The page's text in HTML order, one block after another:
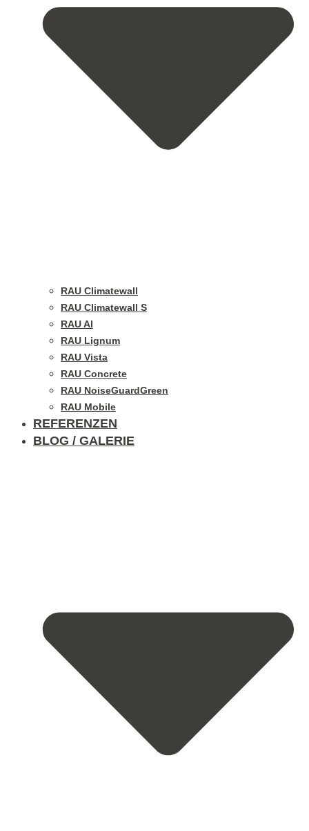
RAU Climatewall
RAU Climatewall S
RAU Al
RAU Lignum
RAU Vista
RAU Concrete
RAU NoiseGuardGreen
RAU Mobile
REFERENZEN
BLOG / GALERIE